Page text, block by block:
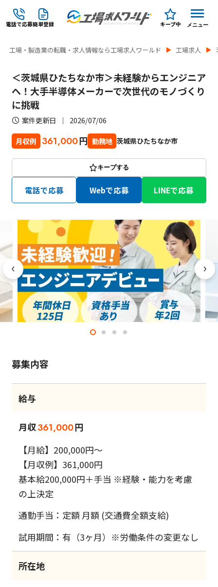
電話で応募簡単登録 キープ中 メニュー
工場・製造業の転職・求人情報なら工場求人ワールド 工場求人
＜茨城県ひたちなか市＞未経験からエンジニア
へ！大手半導体メーカーで次世代のモノづくり
に挑戦
案件更新日 2026/07/06
月収例 361,000円 勤務地 茨城県ひたちなか市
キープする
電話で応募 Webで応募 LINEで応募
募集内容
給与
月収361,000円
【月給】200,000円～
【月収例】361,000円
基本給200,000円＋手当 ※経験・能力を考慮
の上決定
通勤手当：定額 月額 (交通費全額支給)
試用期間：有（3ヶ月）※労働条件の変更なし
所在地